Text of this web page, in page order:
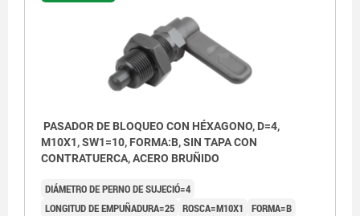
PASADOR DE BLOQUEO CON HÉXAGONO, D=4,
M10X1, SW1=10, FORMA:B, SIN TAPA CON
CONTRATUERCA, ACERO BRUÑIDO
DIÁMETRO DE PERNO DE SUJECIÓ=4
LONGITUD DE EMPUÑADURA=25 ROSCA=M10X1
FORMA=B